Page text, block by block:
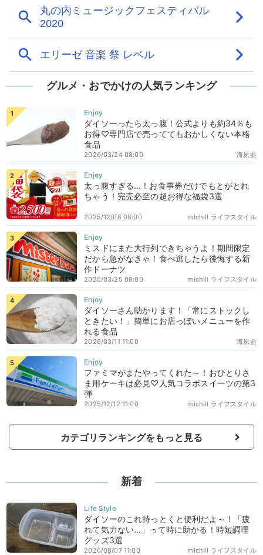
グルメ・おでかけの人気ランキング
ダイソーったら太っ腹！公式よりも約34％も
お得♡専門店で売っててもおかしくない本格
食品
海原藍
2026/03/24 08:00
太っ腹すぎる…！お食事券だけでもとがとれ
ちゃう！完売必至の超お得な福袋3選
michill ライフスタイル
2025/12/08 08:00
ミスドにまた大行列できちゃうよ！期間限定
だから急がなきゃ！食べ逃したら後悔する新
作ドーナツ
michill ライフスタイル
2026/03/25 08:00
ダイソーさん助かります！「常にストックし
ときたい！」簡単にお店っぽいメニューを作
れる食品
海原藍
2026/03/11 11:00
ファミマがまたやってくれた～！おひとりさ
ま用ケーキは必見♡人気コラボスイーツの第3
弾
michill ライフスタイル
2025/12/12 11:00
カテゴリランキングをもっと見る
新着
ダイソーのこれ持っとくと便利だよ～！「疲
れて気力ない…」って時に助かる！時短調理
グッズ3選
michill ライフスタイル
2026/08/07 11:00